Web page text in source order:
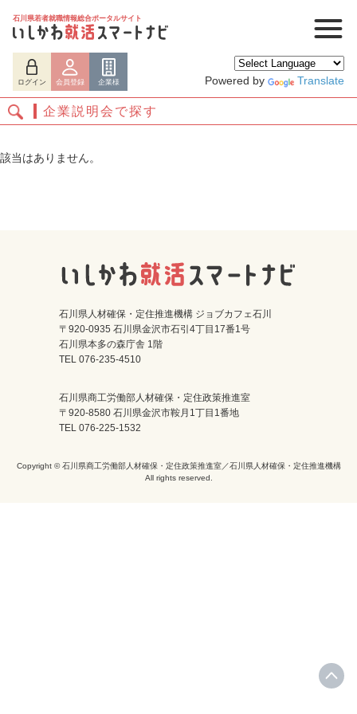
石川県若者就職情報総合ポータルサイト
ログイン 会員登録 企業様 Powered by Translate
ログイン 会員登録
企業説明会で探す
該当はありません。
石川県人材確保・定住推進機構 ジョブカフェ石川
〒920-0935 石川県金沢市石引4丁目17番1号
石川県本多の森庁舎 1階
TEL 076-235-4510
石川県商工労働部人材確保・定住政策推進室
〒920-8580 石川県金沢市鞍月1丁目1番地
TEL 076-225-1532
Copyright © 石川県商工労働部人材確保・定住政策推進室／石川県人材確保・定住推進機構
All rights reserved.